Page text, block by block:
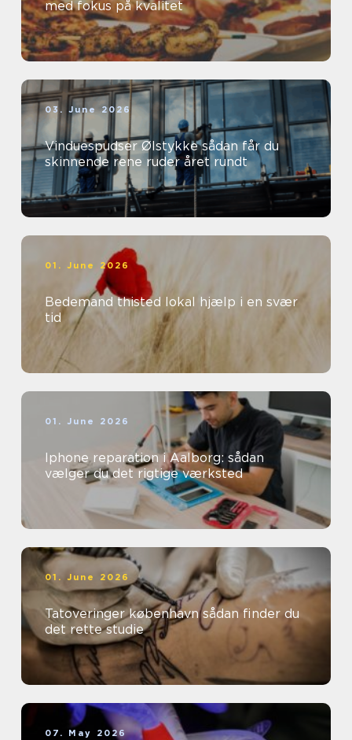
med fokus på kvalitet
03. June 2026
Vinduespudser Ølstykke sådan får du
skinnende rene ruder året rundt
01. June 2026
Bedemand thisted lokal hjælp i en svær
tid
01. June 2026
Iphone reparation i Aalborg: sådan
vælger du det rigtige værksted
01. June 2026
Tatoveringer københavn sådan finder du
det rette studie
07. May 2026